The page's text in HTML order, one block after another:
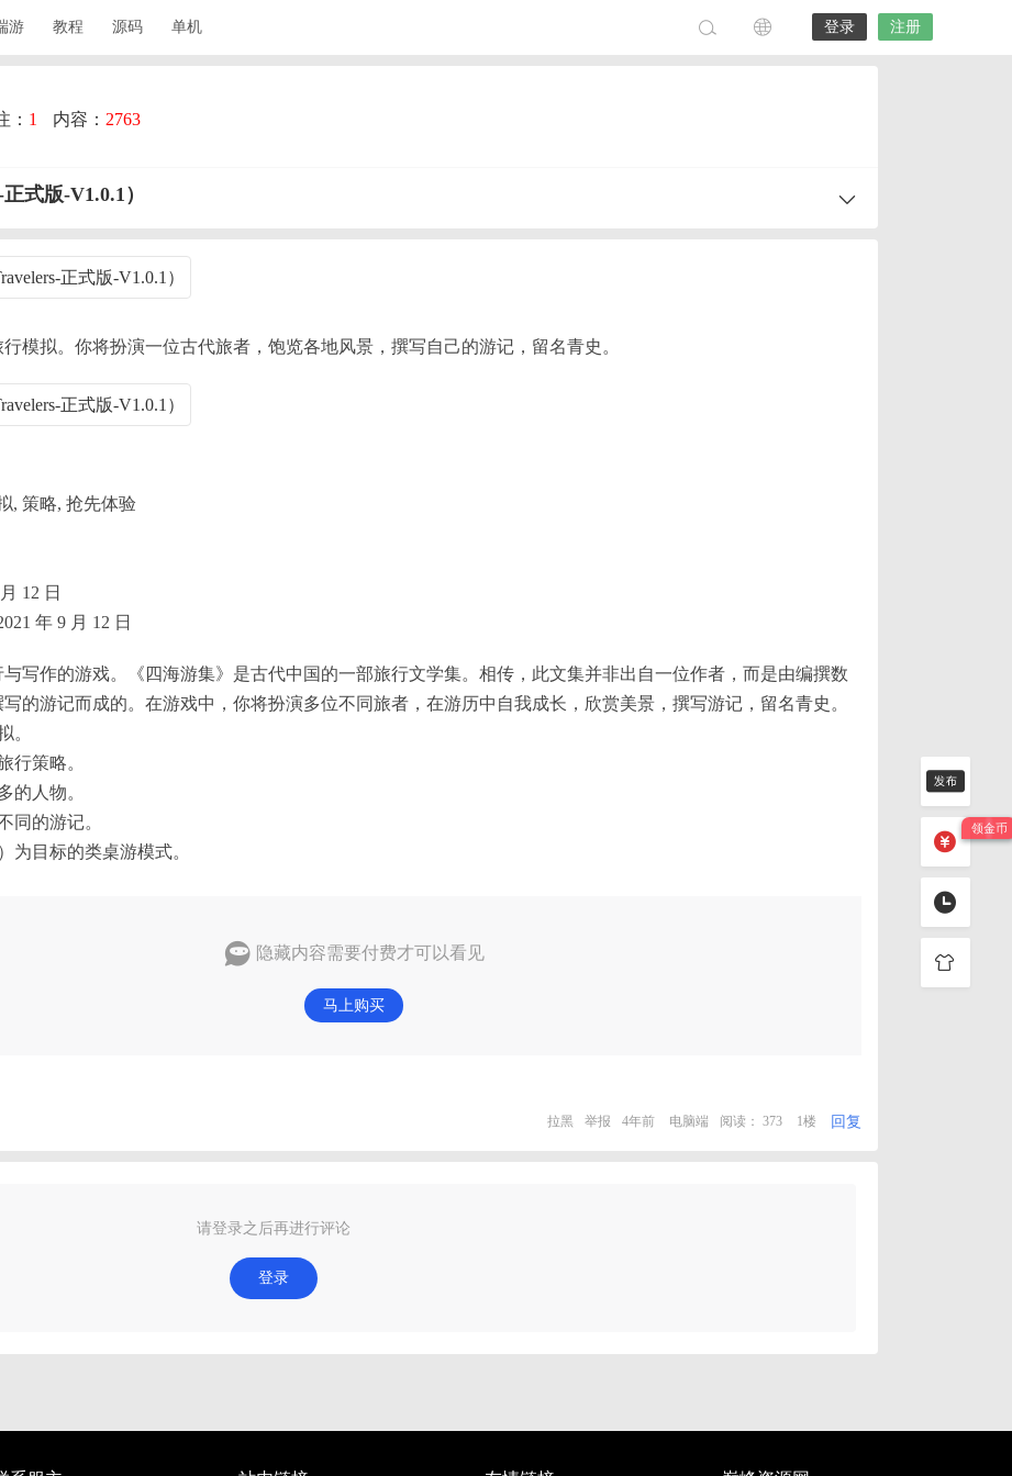
游 教程 源码 单机 登录 注册
： 1 内容： 2763
式版-V1.0.1）
模拟。你将扮演一位古代旅者，饱览各地风景，撰写自己的游记，留名青史。
, 策略, 抢先体验
12 日
年 9 月 12 日
写作的游戏。《四海游集》是古代中国的一部旅行文学集。相传，此文集并非出自一位作者，而是由编撰数
的游记而成的。在游戏中，你将扮演多位不同旅者，在游历中自我成长，欣赏美景，撰写游记，留名青史。
。
行策略。
的人物。
同的游记。
为目标的类桌游模式。
隐藏内容需要付费才可以看见
马上购买
拉黑 举报 4年前 电脑端 阅读： 373 1楼 回复
请登录之后再进行评论
登录